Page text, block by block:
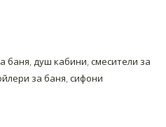
баня,душ кабини,смесители за
за баня,сифони